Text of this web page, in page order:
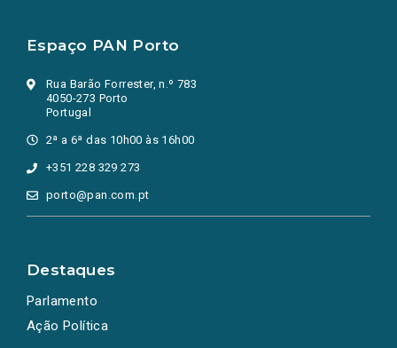
Espaço PAN Porto
Rua Barão Forrester, n.º 783
4050-273 Porto
Portugal
2ª a 6ª das 10h00 às 16h00
+351 228 329 273
porto@pan.com.pt
Destaques
Parlamento
Ação Política